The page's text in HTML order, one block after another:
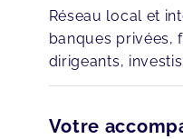
Réseau local et
banques privées,
dirigeants,
Votre